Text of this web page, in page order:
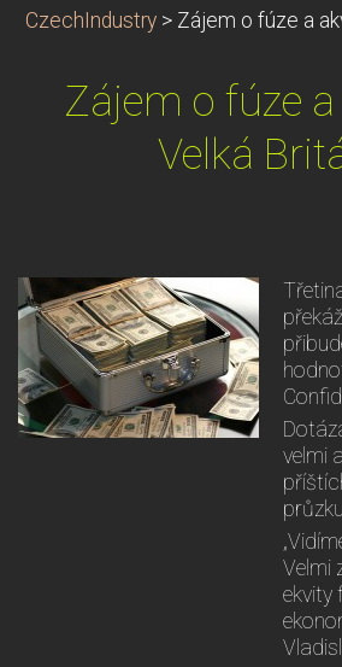
CzechIndustry > Zájem o fúze a
Zájem o fúze
Velká
velmi
Velmi
ekvity